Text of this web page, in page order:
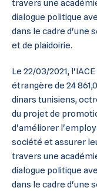
travers une
dialogue politique
dans le cadre d'une
et de plaidoirie.
Le 22/03/2021,
étrangère de 24
dinars tunisiens,
du projet de
d'améliorer
société et assurer
travers une
dialogue politique
dans le cadre d'une